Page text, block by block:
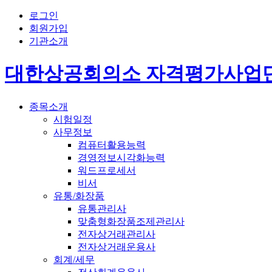
로그인
회원가입
기관소개
대한상공회의소 자격평가사업
종목소개
시험일정
사무정보
컴퓨터활용능력
경영정보시각화능력
워드프로세서
비서
유통/화장품
유통관리사
맞춤형화장품조제관리사
전자상거래관리사
전자상거래운용사
회계/세무